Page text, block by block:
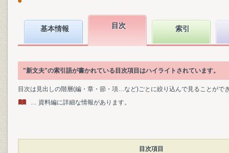
基本情報 目次 索引
"新文夫"の索引語が書かれている目次項目はハイライトされています。
目次は見出しの階層(編・章・節・項…など)ごとに絞り込んで見ることがで
… 資料編に詳細な情報があります。
目次項目